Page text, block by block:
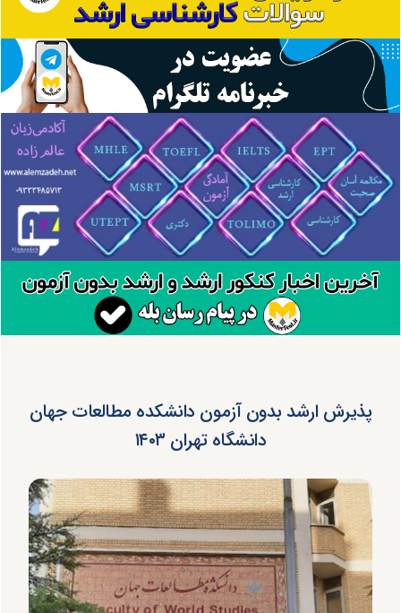
پذیرش ارشد بدون آزمون دانشکده مطالعات جهان
دانشگاه تهران ۱۴۰۳